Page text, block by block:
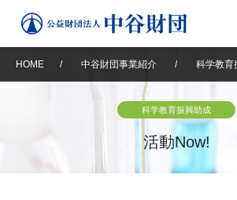
中谷財団について
HOME / 中谷財団事業紹介 / 科学教育
科学教育振興助成
活動Now!